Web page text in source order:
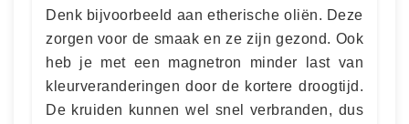
Denk bijvoorbeeld aan etherische oliën. Deze
zorgen voor de smaak en ze zijn gezond. Ook
heb je met een magnetron minder last van
kleurveranderingen door de kortere droogtijd.
De kruiden kunnen wel snel verbranden, dus